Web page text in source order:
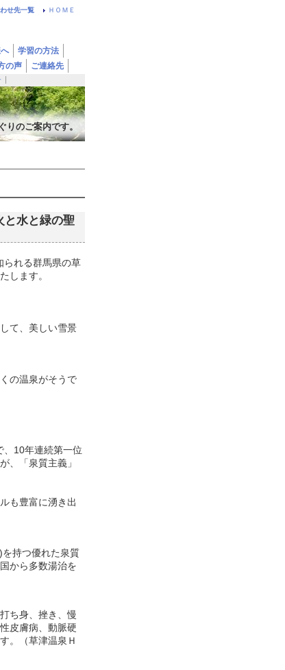
ＨＯＭＥ
せ先一覧
学習の方法
の声 ご連絡先
りのご案内です。
水と緑の聖
れる群馬県の草
します。
て、美しい雪景
の温泉がそうで
10年連続第一位
、「泉質主義」
も豊富に湧き出
持つ優れた泉質
から多数湯治を
ち身、挫き、慢
皮膚病、動脈硬
。（草津温泉Ｈ